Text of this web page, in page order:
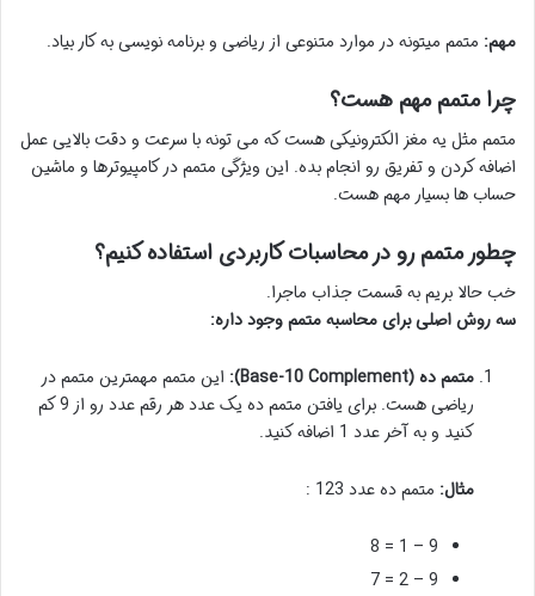
مهم: متمم میتونه در موارد متنوعی از ریاضی و برنامه نویسی به کار بیاد.
چرا متمم مهم هست؟
متمم مثل یه مغز الکترونیکی هست که می تونه با سرعت و دقت بالایی عمل
اضافه کردن و تفریق رو انجام بده. این ویژگی متمم در کامپیوترها و ماشین
حساب ها بسیار مهم هست.
چطور متمم رو در محاسبات کاربردی استفاده کنیم؟
خب حالا بریم به قسمت جذاب ماجرا.
سه روش اصلی برای محاسبه متمم وجود داره:
متمم ده (Base-10 Complement):
این متمم مهمترین متمم در
ریاضی هست. برای یافتن متمم ده یک عدد هر رقم عدد رو از 9 کم
کنید و به آخر عدد 1 اضافه کنید.
مثال: متمم ده عدد 123 :
9 – 1 = 8
9 – 2 = 7